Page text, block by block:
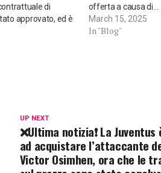
di
approvato, ed è
offerta a causa di…
March 15, 2025
In "Blog"
UP NEXT
❌Ultima notizia❗ La
ad acquistare l’attaccante
Victor Osimhen, ora che le